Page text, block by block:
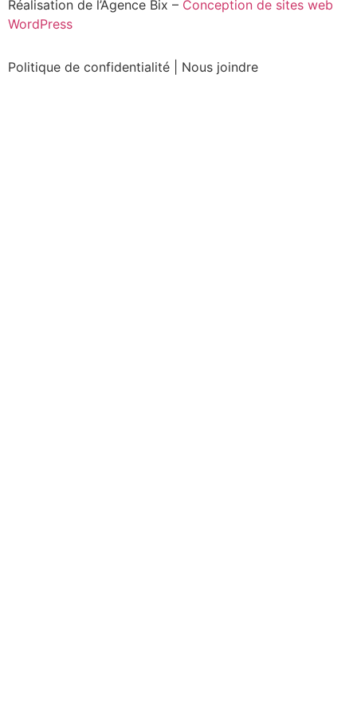
Réalisation de l’Agence Bix – Conception de sites web
WordPress
Politique de confidentialité Nous joindre